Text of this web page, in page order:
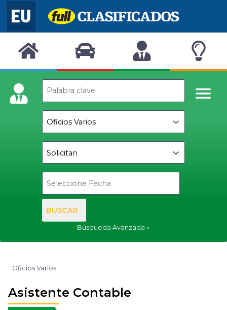
BUSCAR
Búsqueda Avanzada
Oficios Varios
Asistente Contable